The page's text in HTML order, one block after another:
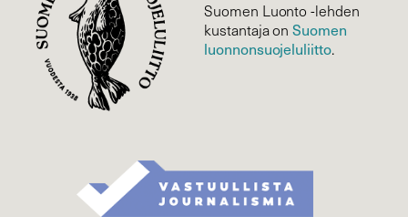
Suomen Luonto -lehden
kustantaja onSuomen
luonnonsuojelu­liitto.